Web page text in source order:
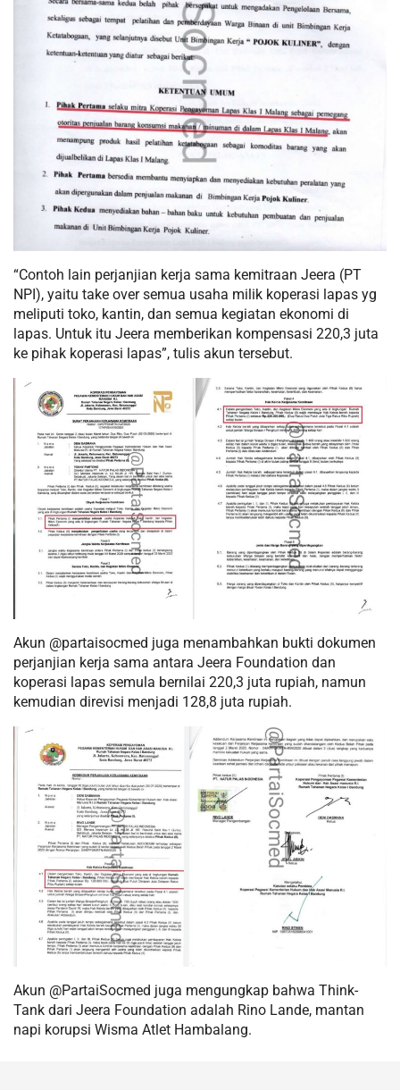
“Contoh lain perjanjian kerja sama kemitraan Jeera (PT
NPI), yaitu take over semua usaha milik koperasi lapas yg
meliputi toko, kantin, dan semua kegiatan ekonomi di
lapas. Untuk itu Jeera memberikan kompensasi 220,3 juta
ke pihak koperasi lapas”, tulis akun tersebut.
Akun @partaisocmed juga menambahkan bukti dokumen
perjanjian kerja sama antara Jeera Foundation dan
koperasi lapas semula bernilai 220,3 juta rupiah, namun
kemudian direvisi menjadi 128,8 juta rupiah.
Akun @PartaiSocmed juga mengungkap bahwa Think-
Tank dari Jeera Foundation adalah Rino Lande, mantan
napi korupsi Wisma Atlet Hambalang.